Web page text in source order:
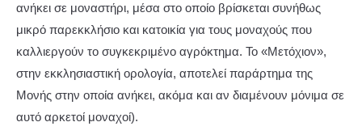
ανήκει σε μοναστήρι, μέσα στο οποίο βρίσκεται συνήθως
μικρό παρεκκλήσιο και κατοικία για τους μοναχούς που
καλλιεργούν το συγκεκριμένο αγρόκτημα. Το «Μετόχιον»,
στην εκκλησιαστική ορολογία, αποτελεί παράρτημα της
Μονής στην οποία ανήκει, ακόμα και αν διαμένουν μόνιμα σε
αυτό αρκετοί μοναχοί).